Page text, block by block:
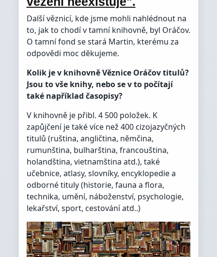
Další věznicí, kde jsme mohli nahlédnout na
to, jak to chodí v tamní knihovně, byl Oráčov.
O tamní fond se stará Martin, kterému za
odpovědi moc děkujeme.
Kolik je v knihovně Věznice Oráčov titulů?
Jsou to vše knihy, nebo se v to počítají
také například časopisy?
V knihovně je přibl. 4 500 položek. K
zapůjčení je také více než 400 cizojazyčných
titulů (ruština, angličtina, němčina,
rumunština, bulharština, francouština,
holandština, vietnamština atd.), také
učebnice, atlasy, slovníky, encyklopedie a
odborné tituly (historie, fauna a flora,
technika, umění, náboženství, psychologie,
lekařství, sport, cestování atd..)